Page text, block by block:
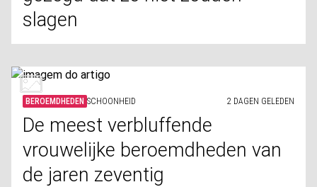
slagen
BEROEMDHEDEN SCHOONHEID 2 DAGEN GELEDEN
De meest verbluffende
vrouwelijke beroemdheden van
de jaren zeventig